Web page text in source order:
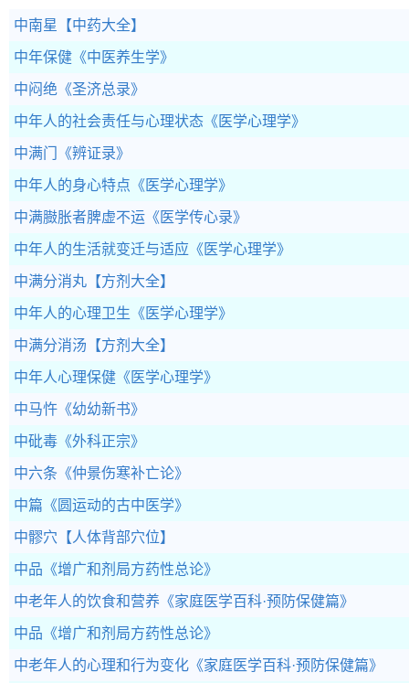
中南星 【中药大全】
中年保健 《中医养生学》
中闷绝 《圣济总录》
中年人的社会责任与心理状态 《医学心理学》
中满门 《辨证录》
中年人的身心特点 《医学心理学》
中满臌胀者脾虚不运 《医学传心录》
中年人的生活就变迁与适应 《医学心理学》
中满分消丸 【方剂大全】
中年人的心理卫生 《医学心理学》
中满分消汤 【方剂大全】
中年人心理保健 《医学心理学》
中马忤 《幼幼新书》
中砒毒 《外科正宗》
中六条 《仲景伤寒补亡论》
中篇 《圆运动的古中医学》
中髎穴 【人体背部穴位】
中品 《增广和剂局方药性总论》
中老年人的饮食和营养 《家庭医学百科·预防保健篇》
中品 《增广和剂局方药性总论》
中老年人的心理和行为变化 《家庭医学百科·预防保健篇》